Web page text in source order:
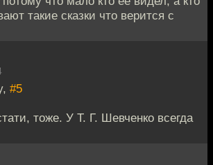
такие сказки что верится с
#5
тоже. У Т. Г. Шевченко всегда